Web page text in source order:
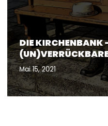
DIE KIRCHENBANK
Mai 15, 2021